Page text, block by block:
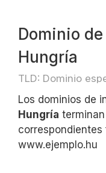
Dominio
Hungría
TLD: Dominio
Los dominios de
Hungría
www.ejemplo.hu